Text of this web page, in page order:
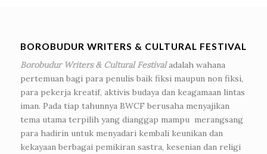
BOROBUDUR WRITERS & CULTURAL FESTIVAL
Borobudur Writers & Cultural Festivaladalah wahana
pertemuan bagi para penulis baik fiksi maupun non fiksi,
para pekerja kreatif, aktivis budaya dan keagamaan lintas
iman. Pada tiap tahunnya BWCF berusaha menyajikan
tema utama terpilih yang dianggap mampu merangsang
para hadirin untuk menyadari kembali keunikan dan
kekayaan berbagai pemikiran sastra, kesenian dan religi